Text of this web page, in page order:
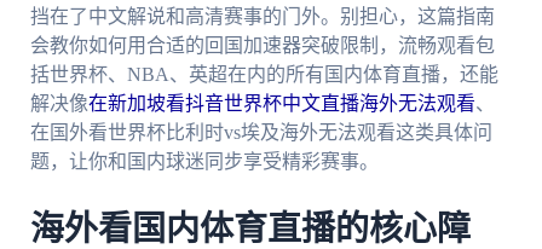
挡在了中文解说和高清赛事的门外。别担心，这篇指南
会教你如何用合适的回国加速器突破限制，流畅观看包
括世界杯、NBA、英超在内的所有国内体育直播，还能
解决像在新加坡看抖音世界杯中文直播海外无法观看、
在国外看世界杯比利时vs埃及海外无法观看这类具体问
题，让你和国内球迷同步享受精彩赛事。
海外看国内体育直播的核心障